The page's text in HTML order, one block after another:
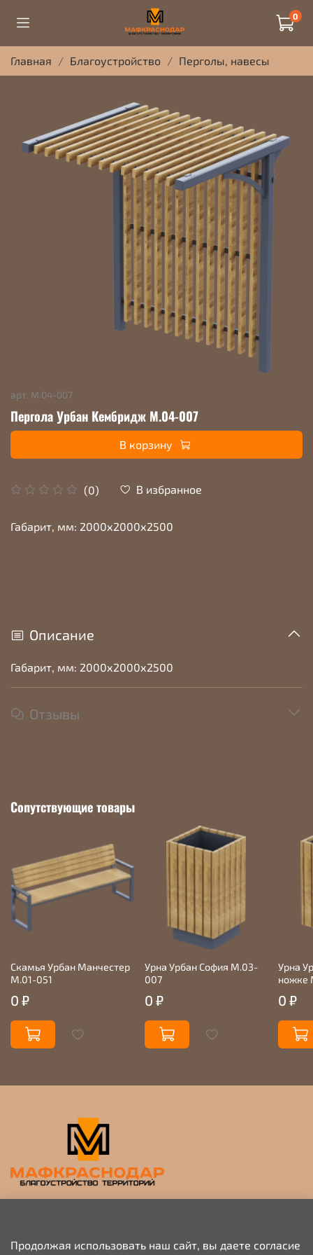
0
Главная Благоустройство Перголы, навесы
арт. М.04-007
Пергола Урбан Кембридж М.04-007
(0) В избранное
В корзину
Габарит, мм: 2000х2000х2500
Описание
Габарит, мм: 2000х2000х2500
Отзывы
Сопутствующие товары
Скамья Урбан Манчестер
М.01-051
0 ₽
Урна Урбан София М.03-
007
0 ₽
Урна
ножке
0 ₽
Продолжая использовать наш сайт, вы даете согласие